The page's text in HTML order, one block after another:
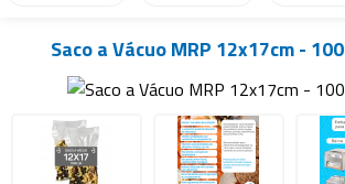
Saco a Vácuo MRP 12x17cm -